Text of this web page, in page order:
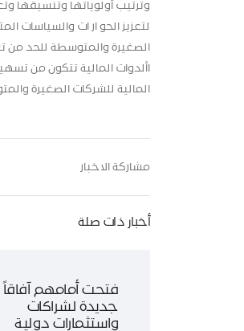
وترتيب أولوياتها وتنسيقها
لتعزيز الحو ار ات
الصغيرة والمتوسطة للحد
األدوات المالية تتكون من
المالية للشركات الصغيرة
مشاركة الاخبار
أخبار ذات صلة
فتحت أمامهم آفاقاً
جديدة لشراكات
واستثمارات دولية